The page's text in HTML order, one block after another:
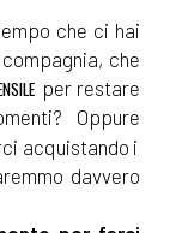
che ci hai
che
per restare
Oppure
acquistando i
davvero